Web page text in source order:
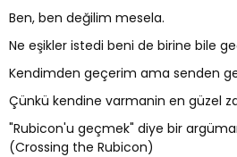
Ben, ben değilim mesela.
Ne eşikler istedi beni de birine bile
Kendimden geçerim ama senden
Çünkü kendine varmanin en güzel
"Rubicon'u geçmek" diye bir
(Crossing the Rubicon)